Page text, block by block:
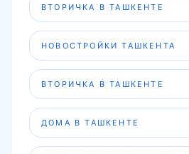
ВТОРИЧКА В ТАШКЕНТЕ
НОВОСТРОЙКИ ТАШКЕНТА
ВТОРИЧКА В ТАШКЕНТЕ
ДОМА В ТАШКЕНТЕ